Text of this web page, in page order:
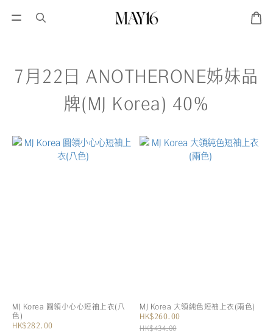
7月22日 ANOTHERONE姊妹品
牌(MJ Korea) 40%
MJ Korea 圓領小心心短袖上衣(八
色)
HK$282.00
MJ Korea 大領純色短袖上衣(兩色)
HK$260.00
HK$434.00